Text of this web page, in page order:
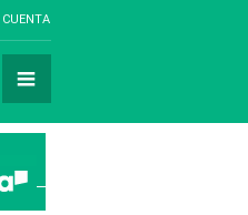
CUENTA